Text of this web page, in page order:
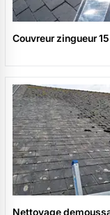
Couvreur zingueur 15
Nettoyage